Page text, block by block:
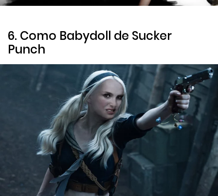
6. Como Babydoll de Sucker
Punch